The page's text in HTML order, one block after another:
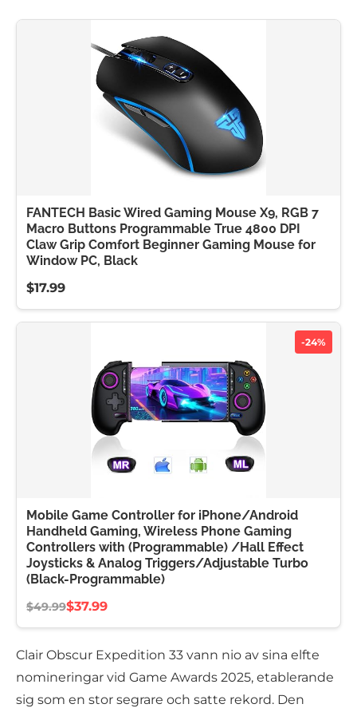
FANTECH Basic Wired Gaming Mouse X9, RGB 7
Macro Buttons Programmable True 4800 DPI
Claw Grip Comfort Beginner Gaming Mouse for
Window PC, Black
$17.99
-24%
Mobile Game Controller for iPhone/Android
Handheld Gaming, Wireless Phone Gaming
Controllers with (Programmable) /Hall Effect
Joysticks & Analog Triggers/Adjustable Turbo
(Black-Programmable)
$49.99$37.99
Clair Obscur Expedition 33 vann nio av sina elfte
nomineringar vid Game Awards 2025, etablerande
sig som en stor segrare och satte rekord. Den